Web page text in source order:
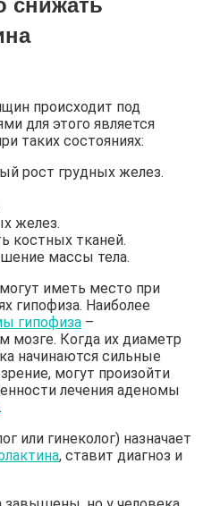
происходит под
для этого является
таких состояниях:
рост грудных желез.
желез.
костных тканей.
массы тела.
иметь место при
гипофиза. Наиболее
гипофиза –
мозге. Когда их диаметр
начинаются сильные
могут произойти
лечения аденомы
.
или гинеколог) назначает
, ставит диагноз и